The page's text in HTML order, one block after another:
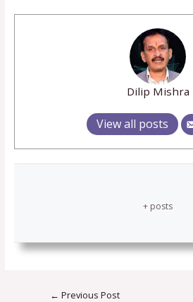
Dilip Mishra
View all posts
+ posts
← Previous Post